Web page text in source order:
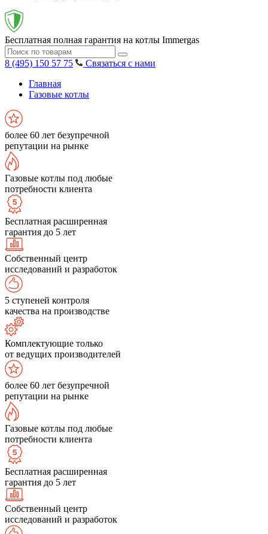
Бесплатная полная гарантия на котлы Immergas
8 (495) 150 57 75
Связаться с нами
Главная
Газовые котлы
более 60 лет безупречной
репутации на рынке
Газовые котлы под любые
потребности клиента
Бесплатная расширенная
гарантия до 5 лет
Собственный центр
исследований и разработок
5 ступеней контроля
качества на производстве
Комплектующие только
от ведущих производителей
более 60 лет безупречной
репутации на рынке
Газовые котлы под любые
потребности клиента
Бесплатная расширенная
гарантия до 5 лет
Собственный центр
исследований и разработок